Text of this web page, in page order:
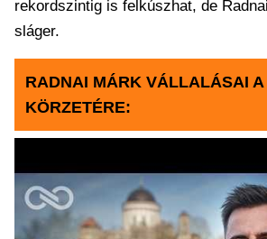
rekordszintig is felkúszhat, de
sláger.
RADNAI MÁRK VÁLLALÁSAI
KÖRZETÉRE: